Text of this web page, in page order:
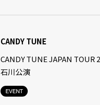
EVENT
CANDY TUNE
CANDY TUNE JAPAN TOUR
石川公演